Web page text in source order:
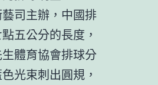
司主辦，中國排
五公分的長度，
體育協會排球分
光束刺出圓規，